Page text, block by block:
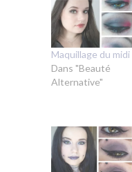
Maquillage du midi
Dans "Beauté
Alternative"